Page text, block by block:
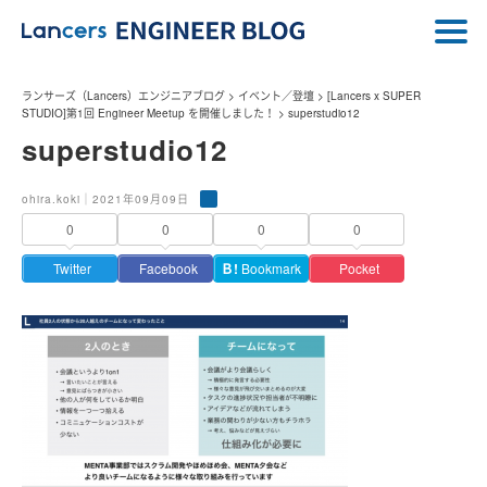
ランサーズ（Lancers）エンジニアブログ > イベント／登壇 > [Lancers x SUPER
STUDIO]第1回 Engineer Meetup を開催しました！ > superstudio12
superstudio12
ohira.koki｜2021年09月09日
0
Twitter
0
Facebook
0
Ｂ! Bookmark
0
Pocket